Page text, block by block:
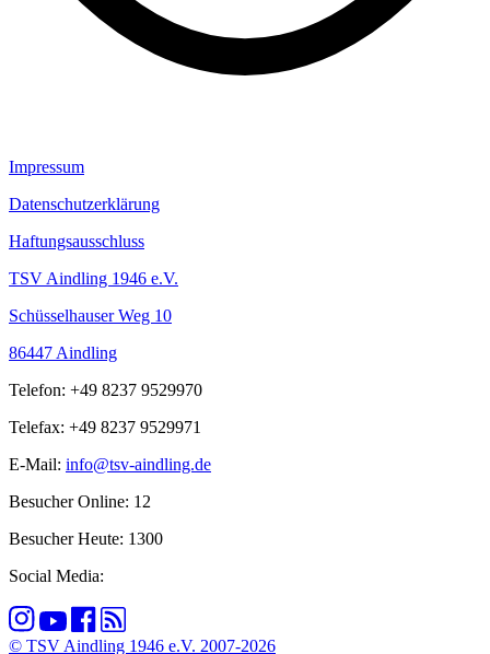
Impressum
Datenschutzerklärung
Haftungsausschluss
TSV Aindling 1946 e.V.
Schüsselhauser Weg 10
86447 Aindling
Telefon: +49 8237 9529970
Telefax: +49 8237 9529971
E-Mail: info@tsv-aindling.de
Besucher Online: 12
Besucher Heute: 1300
Social Media:
© TSV Aindling 1946 e.V. 2007-2026